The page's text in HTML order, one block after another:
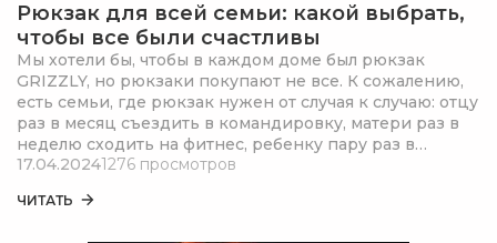
Рюкзак для всей семьи: какой выбрать,
чтобы все были счастливы
Мы хотели бы, чтобы в каждом доме был рюкзак
GRIZZLY, но рюкзаки покупают не все. К сожалению,
есть семьи, где рюкзак нужен от случая к случаю: отцу
раз в месяц съездить в командировку, матери раз в
неделю сходить на фитнес, ребенку пару раз в
четверть выбраться на экскурсию (да так, чтобы не
17.04.20241276 просмотров
ЧИТАТЬ